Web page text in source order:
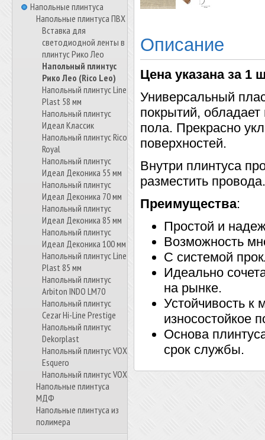
Напольные плинтуса
Напольные плинтуса ПВХ
Вставка для
светодиодной ленты в
плинтус Рико Лео
Напольный плинтус
Рико Лео (Rico Leo)
Напольный плинтус Line
Plast 58 мм
Напольный плинтус
Идеал Классик
Напольный плинтус Rico
Royal
Напольный плинтус
Идеал Деконика 55 мм
Напольный плинтус
Идеал Деконика 70 мм
Напольный плинтус
Идеал Деконика 85 мм
Напольный плинтус
Идеал Деконика 100 мм
Напольный плинтус Line
Plast 85 мм
Напольный плинтус
Arbiton INDO LM70
Напольный плинтус
Cezar Hi-Line Prestige
Напольный плинтус
Dekorplast
Напольный плинтус VOX
Esquero
Напольный плинтус VOX
Напольные плинтуса
МДФ
Напольные плинтуса из
полимера
Описание
Цена указана за 1
Универсальный
покрытий, обладает
пола. Прекрасно
поверхностей.
Внутри плинтуса
разместить провода.
Преимущества:
Простой и
Возможность
С системой
Идеально
на рынке.
Устойчивость к
износостойкое
Основа
срок службы.